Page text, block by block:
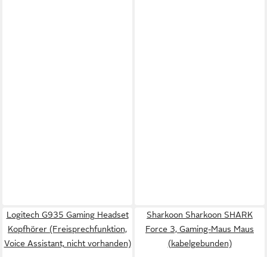
Logitech G935 Gaming Headset
Kopfhörer (Freisprechfunktion,
Voice Assistant, nicht vorhanden)
Sharkoon Sharkoon SHARK
Force 3, Gaming-Maus Maus
(kabelgebunden)